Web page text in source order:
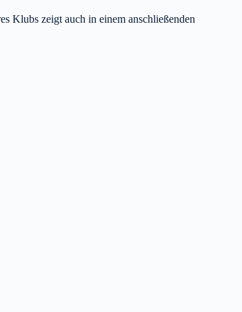
Klubs zeigt auch in einem anschließenden